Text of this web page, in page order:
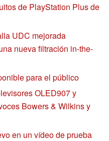
de PlayStation Plus de
UDC mejorada
nueva filtración in-the-
para el público
OLED907 y
Bowers & Wilkins y
en un vídeo de prueba